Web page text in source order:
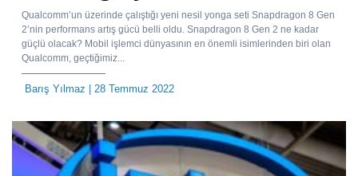
Qualcomm’un üzerinde çalıştığı yeni nesil yonga seti Snapdragon 8 Gen
2’nin performans artış gücü belli oldu. Snapdragon 8 Gen 2 ne kadar
güçlü olacak? Mobil işlemci dünyasının en önemli isimlerinden biri olan
Qualcomm, geçtiğimiz...
Barış Yılmaz | 28 Temmuz 2022